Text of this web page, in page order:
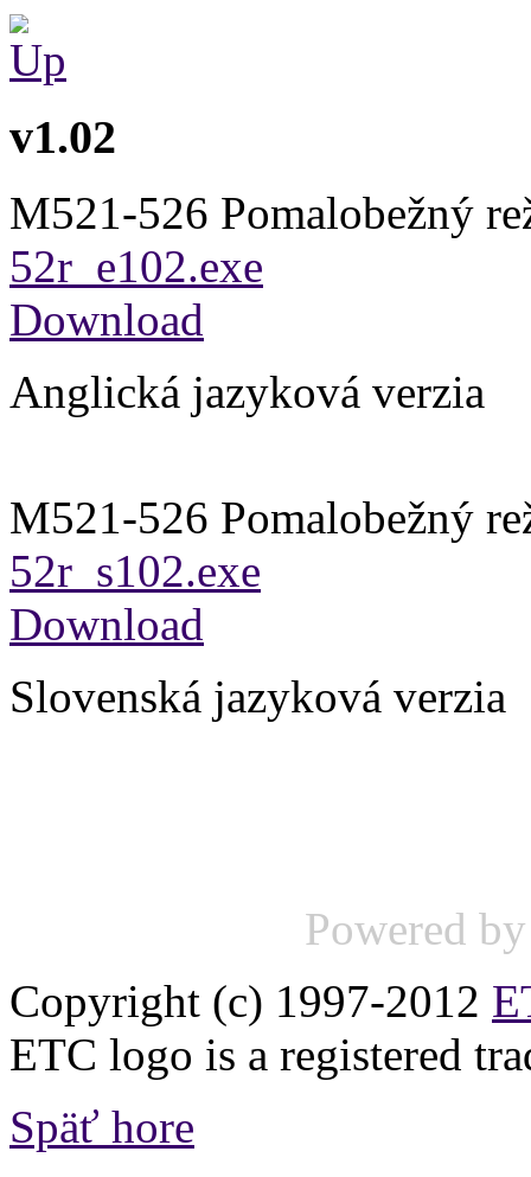
v1.02
M521-526 Pomalobežný
52r_e102.exe
Download
Anglická jazyková verzia
M521-526 Pomalobežný
52r_s102.exe
Download
Slovenská jazyková verzia
Powered
Copyright (c) 1997-2012
ETC logo is a registered
Späť hore